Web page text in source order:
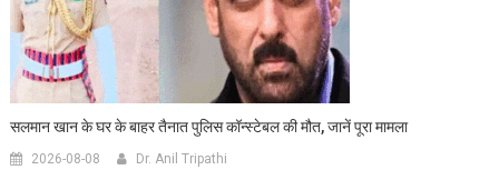
सलमान खान के घर के बाहर तैनात पुलिस कॉन्स्टेबल की मौत, जानें पूरा मामला
2026-08-08 Dr. Anil Tripathi